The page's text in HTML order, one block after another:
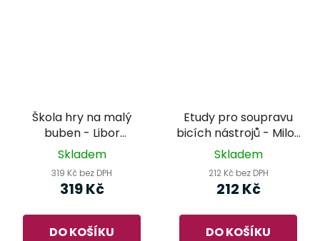
Škola hry na malý
buben - Libor
Kubánek
Skladem
319 Kč bez DPH
319 Kč
DO KOŠÍKU
Etudy pro soupravu
bicích nástrojů - Miloš
Veselý
Skladem
212 Kč bez DPH
212 Kč
DO KOŠÍKU